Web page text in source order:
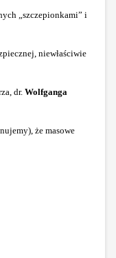
„szczepionkami” i
niewłaściwie
dr. Wolfganga
że masowe